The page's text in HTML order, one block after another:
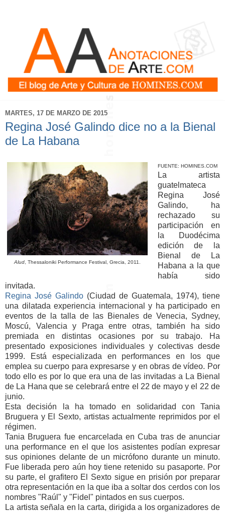
MARTES, 17 DE MARZO DE 2015
Regina José Galindo dice no a la Bienal
de La Habana
Alud Thessaloniki Performance Festival, Grecia, 2011.
FUENTE: HOMINES.COM
La artista
guatelmateca
Regina José
Galindo, ha
rechazado su
participación en
la Duodécima
edición de la
Bienal de La
Habana a la que
había sido
invitada.
Regina José Galindo (Ciudad de Guatemala, 1974), tiene
una dilatada experiencia internacional y ha participado en
eventos de la talla de las Bienales de Venecia, Sydney,
Moscú, Valencia y Praga entre otras, también ha sido
premiada en distintas ocasiones por su trabajo. Ha
presentado exposiciones individuales y colectivas desde
1999. Está especializada en performances en los que
emplea su cuerpo para expresarse y en obras de vídeo. Por
todo ello es por lo que era una de las invitadas a La Bienal
de La Hana que se celebrará entre el 22 de mayo y el 22 de
junio.
Esta decisión la ha tomado en solidaridad con Tania
Bruguera y El Sexto, artistas actualmente reprimidos por el
régimen.
Tania Bruguera fue encarcelada en Cuba tras de anunciar
una performance en el que los asistentes podían expresar
sus opiniones delante de un micrófono durante un minuto.
Fue liberada pero aún hoy tiene retenido su pasaporte. Por
su parte, el grafitero El Sexto sigue en prisión por preparar
otra representación en la que iba a soltar dos cerdos con los
nombres "Raúl" y "Fidel" pintados en sus cuerpos.
La artista señala en la carta, dirigida a los organizadores de